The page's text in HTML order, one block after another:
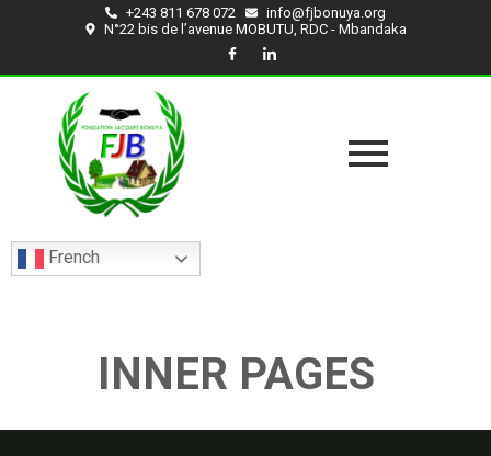
+243 811 678 072
info@fjbonuya.org
N°22 bis de l’avenue MOBUTU, RDC - Mbandaka
French
INNER PAGES